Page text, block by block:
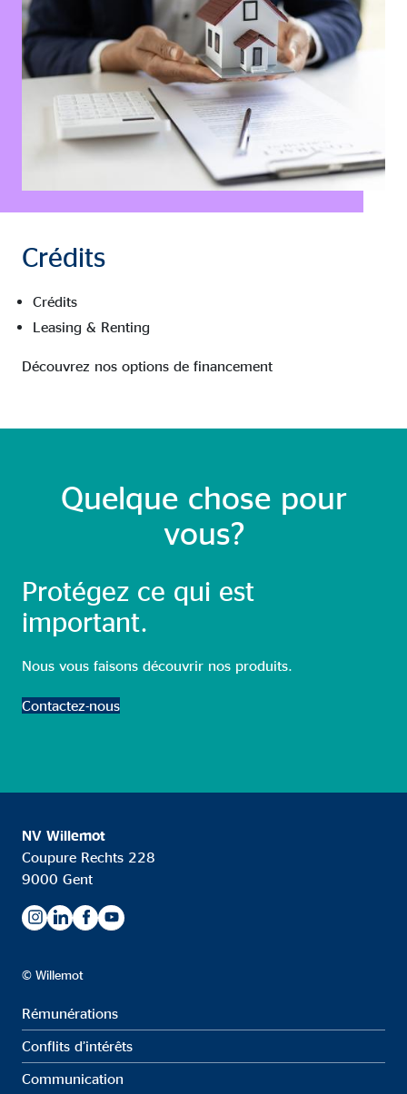
Crédits
Crédits
Leasing & Renting
Découvrez nos options de financement
Quelque chose pour
vous?
Protégez ce qui est
important.
Nous vous faisons découvrir nos produits.
Contactez-nous
NV Willemot
Coupure Rechts 228
9000 Gent
© Willemot
Rémunérations
Conflits d’intérêts
Communication